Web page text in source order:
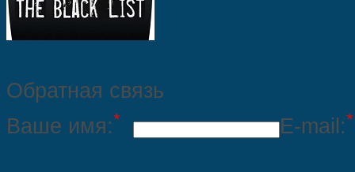
Обратная связь
Ваше имя:* E-mail:*